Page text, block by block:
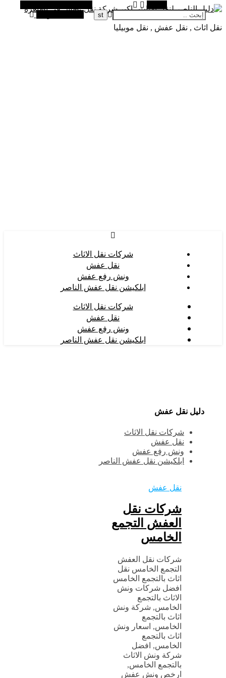
نقل اثاث , نقل عفش , نقل موبيليا
مقالة عشوائية
شركات نقل الاثاث
نقل عفش
ونش رفع عفش
ابلكيشن نقل عفش الناصر
شركات نقل الاثاث
نقل عفش
ونش رفع عفش
ابلكيشن نقل عفش الناصر
دليل نقل عفش
شركات نقل الاثاث
نقل عفش
ونش رفع عفش
ابلكيشن نقل عفش الناصر
نقل عفش
شركات نقل
العفش التجمع
الخامس
شركات نقل العفش
التجمع الخامس نقل
اثاث بالتجمع الخامس
افضل شركات ونش
الاثاث بالتجمع
الخامس, شركة ونش
اثاث بالتجمع
الخامس, اسعار ونش
اثاث بالتجمع
الخامس, افضل
شركة ونش الاثاث
بالتجمع الخامس,
ارخص ونش عفش